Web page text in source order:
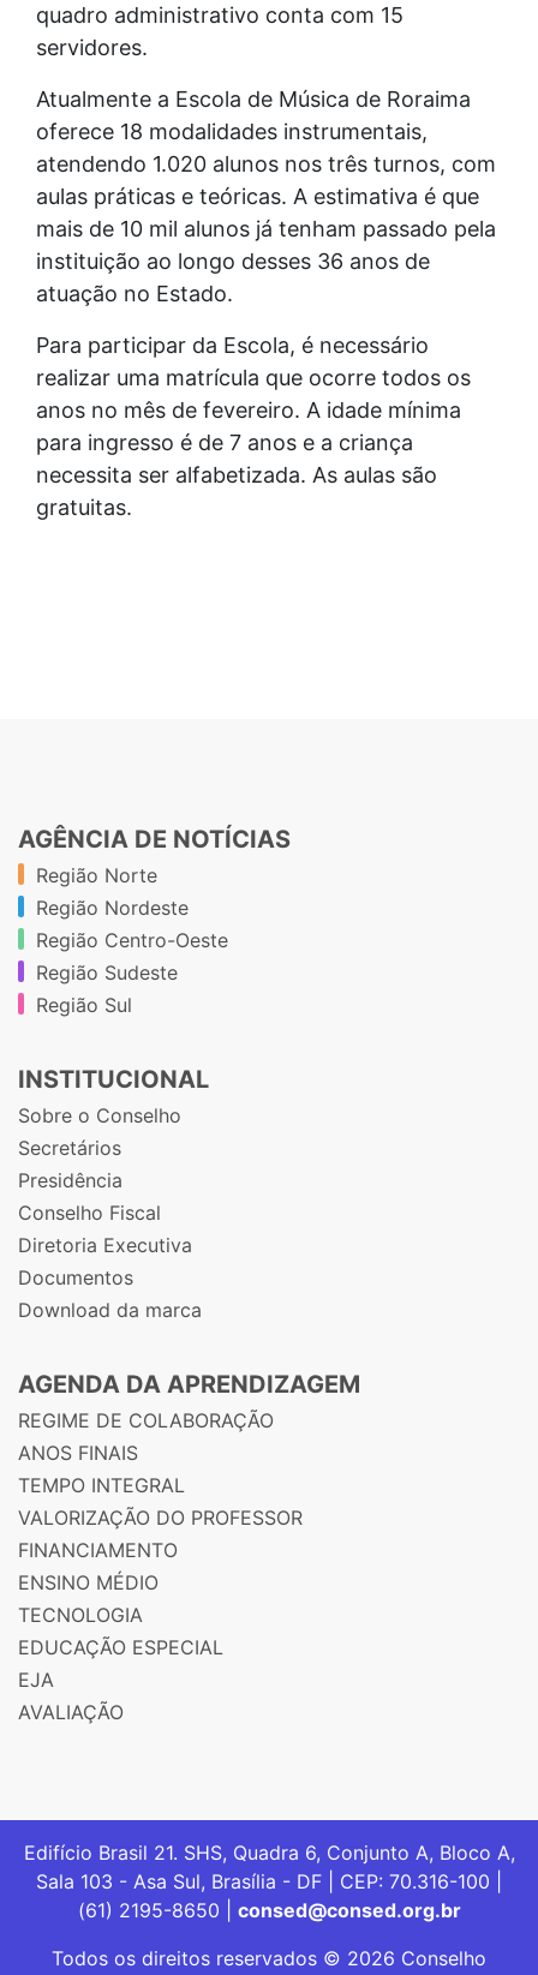
quadro administrativo conta com 15
servidores.
Atualmente a Escola de Música de Roraima
oferece 18 modalidades instrumentais,
atendendo 1.020 alunos nos três turnos, com
aulas práticas e teóricas. A estimativa é que
mais de 10 mil alunos já tenham passado pela
instituição ao longo desses 36 anos de
atuação no Estado.
Para participar da Escola, é necessário
realizar uma matrícula que ocorre todos os
anos no mês de fevereiro. A idade mínima
para ingresso é de 7 anos e a criança
necessita ser alfabetizada. As aulas são
gratuitas.
AGÊNCIA DE NOTÍCIAS
Região Norte
Região Nordeste
Região Centro-Oeste
Região Sudeste
Região Sul
INSTITUCIONAL
Sobre o Conselho
Secretários
Presidência
Conselho Fiscal
Diretoria Executiva
Documentos
Download da marca
AGENDA DA APRENDIZAGEM
REGIME DE COLABORAÇÃO
ANOS FINAIS
TEMPO INTEGRAL
VALORIZAÇÃO DO PROFESSOR
FINANCIAMENTO
ENSINO MÉDIO
TECNOLOGIA
EDUCAÇÃO ESPECIAL
EJA
AVALIAÇÃO
Edifício Brasil 21. SHS, Quadra 6, Conjunto A, Bloco A,
Sala 103 - Asa Sul, Brasília - DF | CEP: 70.316-100 |
(61) 2195-8650 | consed@consed.org.br
Todos os direitos reservados © 2026 Conselho